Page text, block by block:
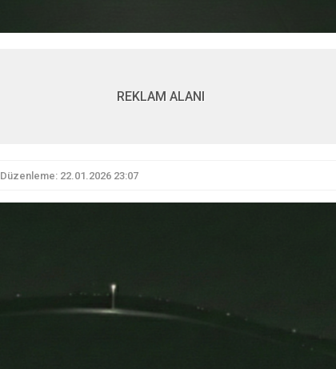
REKLAM ALANI
Düzenleme: 22.01.2026 23:07